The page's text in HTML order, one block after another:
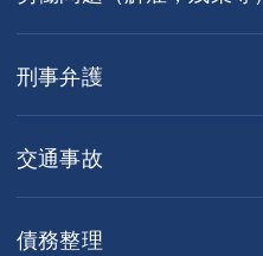
刑事弁護
交通事故
債務整理